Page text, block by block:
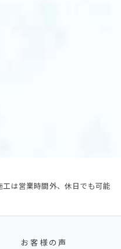
は営業時間外、休日でも可能
お客様の声